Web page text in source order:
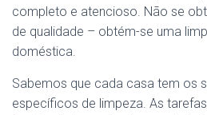
completo e atencioso. Não se
de qualidade – obtém-se uma
doméstica.
Sabemos que cada casa tem os
específicos de limpeza. As